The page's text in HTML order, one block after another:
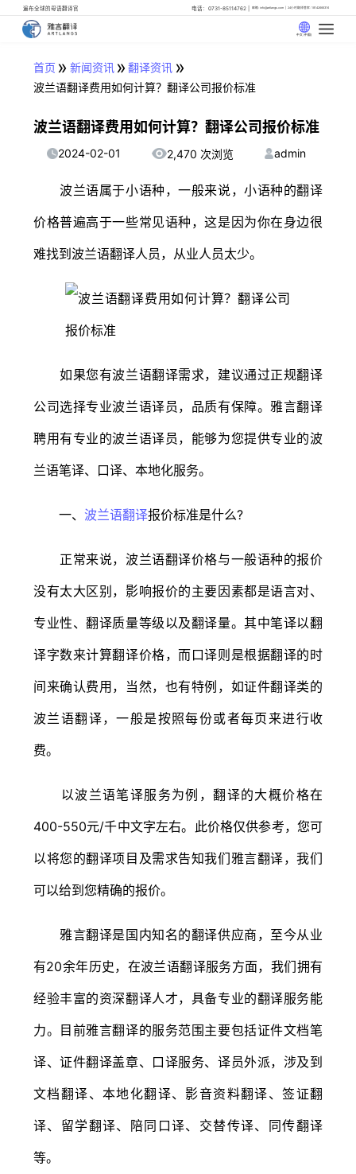
遍布全球的母语翻译官 电话：0731-85114762 邮箱: info@artlangs.com 24小时翻译管家: 18142666316
中文 (中国)
首页 » 新闻资讯» 翻译资讯 »
波兰语翻译费用如何计算？翻译公司报价标准
波兰语翻译费用如何计算？翻译公司报价标准
2024-02-01 2,470 次浏览 admin
波兰语属于小语种，一般来说，小语种的翻译
价格普遍高于一些常见语种，这是因为你在身边很
难找到波兰语翻译人员，从业人员太少。
如果您有波兰语翻译需求，建议通过正规翻译
公司选择专业波兰语译员，品质有保障。雅言翻译
聘用有专业的波兰语译员，能够为您提供专业的波
兰语笔译、口译、本地化服务。
一、 波兰语翻译报价标准是什么?
正常来说，波兰语翻译价格与一般语种的报价
没有太大区别，影响报价的主要因素都是语言对、
专业性、翻译质量等级以及翻译量。其中笔译以翻
译字数来计算翻译价格，而口译则是根据翻译的时
间来确认费用，当然，也有特例，如证件翻译类的
波兰语翻译，一般是按照每份或者每页来进行收
费。
以波兰语笔译服务为例，翻译的大概价格在
400-550元/千中文字左右。此价格仅供参考，您可
以将您的翻译项目及需求告知我们雅言翻译，我们
可以给到您精确的报价。
雅言翻译是国内知名的翻译供应商，至今从业
有20余年历史，在波兰语翻译服务方面，我们拥有
经验丰富的资深翻译人才，具备专业的翻译服务能
力。目前雅言翻译的服务范围主要包括证件文档笔
译、证件翻译盖章、口译服务、译员外派，涉及到
文档翻译、本地化翻译、影音资料翻译、签证翻
译、留学翻译、陪同口译、交替传译、同传翻译
等。